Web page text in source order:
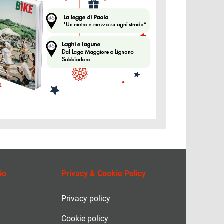
Privacy & Cookie Policy
Privacy policy
Cookie policy